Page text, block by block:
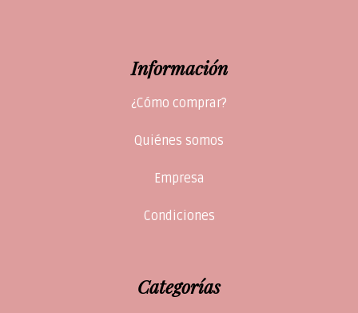
Información
¿Cómo comprar?
Quiénes somos
Empresa
Condiciones
Categorías